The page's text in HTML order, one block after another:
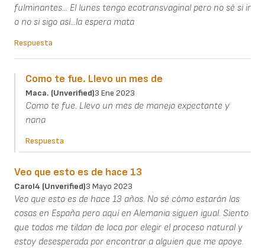
fulminantes... El lunes tengo ecotransvaginal pero no sé si ir
o no si sigo así...la espera mata
Respuesta
Como te fue. Llevo un mes de
Maca. (unverified)3 Ene 2023
Como te fue. Llevo un mes de manejo expectante y
nana
Respuesta
Veo que esto es de hace 13
Carol4 (unverified)3 Mayo 2023
Veo que esto es de hace 13 años. No sé cómo estarán las
cosas en España pero aquí en Alemania siguen igual. Siento
que todos me tildan de loca por elegir el proceso natural y
estoy desesperada por encontrar a alguien que me apoye.